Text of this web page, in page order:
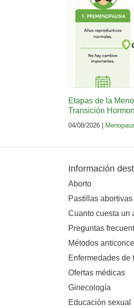
Etapas de la
Transición
04/08/2026 |
Información
Aborto
Pastillas abortivas
Cuanto cuesta un
Preguntas
Métodos
Enfermedades de
Ofertas médicas
Ginecología
Educación sexual